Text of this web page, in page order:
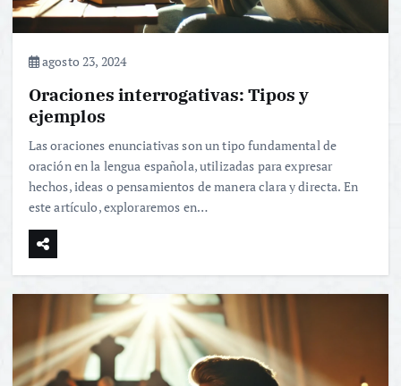
agosto 23, 2024
Oraciones interrogativas: Tipos y
ejemplos
Las oraciones enunciativas son un tipo fundamental de
oración en la lengua española, utilizadas para expresar
hechos, ideas o pensamientos de manera clara y directa. En
este artículo, exploraremos en…